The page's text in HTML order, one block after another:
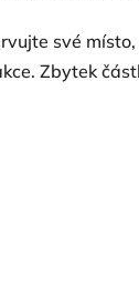
své
Zbytek